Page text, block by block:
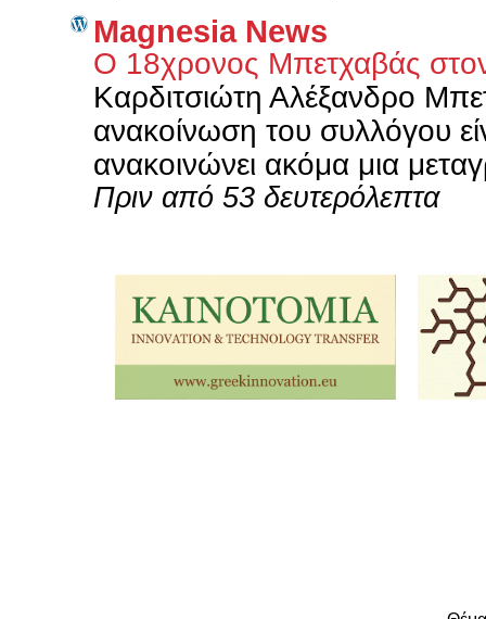
Magnesia News
Ο 18χρονος Μπετχαβάς
Καρδιτσιώτη Αλέξανδρο
ανακοίνωση του συλλόγου
ανακοινώνει ακόμα μια
Πριν από 53 δευτερόλεπτα